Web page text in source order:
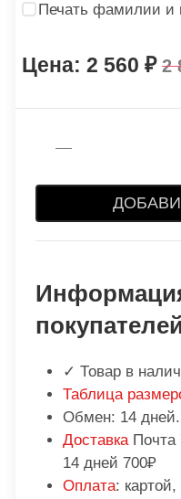
Печать фамилии и
2 560 2
✓ Товар в
Таблица
Обмен: 14 дней.
Доставка Почта
14 дней 700₽
Оплата: